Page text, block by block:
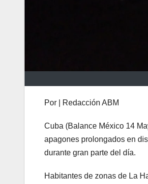
Por | Redacción ABM
Cuba (Balance México 14
apagones prolongados en
durante gran parte del día.
Habitantes de zonas de La